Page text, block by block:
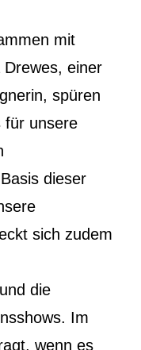
mit
einer
spüren
für unsere
dieser
sich zudem
die
Im
wenn es